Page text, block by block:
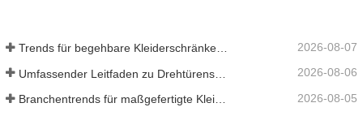
Trends für begehbare Kleiderschränke nach Maß 2026 2026-08-07
2026-08-06
2026-08-05